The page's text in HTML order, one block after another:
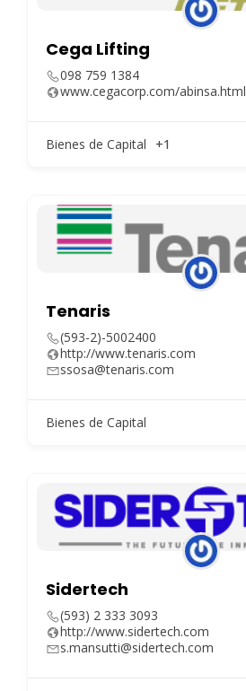
Cega Lifting
098 759 1384
www.cegacorp.com/abinsa.html
Bienes de Capital +1
Tenaris
(593-2)-5002400
http://www.tenaris.com
ssosa@tenaris.com
Bienes de Capital
Sidertech
(593) 2 333 3093
http://www.sidertech.com
s.mansutti@sidertech.com